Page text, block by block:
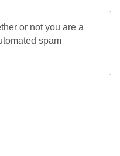
or not you are a
spam